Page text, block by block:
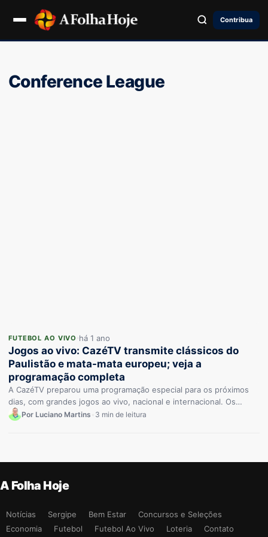
Contribua
Conference League
FUTEBOL AO VIVO há 1 ano
Jogos ao vivo: CazéTV transmite clássicos do
Paulistão e mata-mata europeu; veja a
programação completa
A CazéTV preparou uma programação especial para os próximos
dias, com grandes jogos ao vivo, nacional e internacional. Os
torcedores…
Por Luciano Martins 3 min de leitura
A Folha Hoje
Notícias Sergipe Bem Estar
Concursos e Seleções
Economia
Futebol Futebol Ao Vivo Loteria Contato